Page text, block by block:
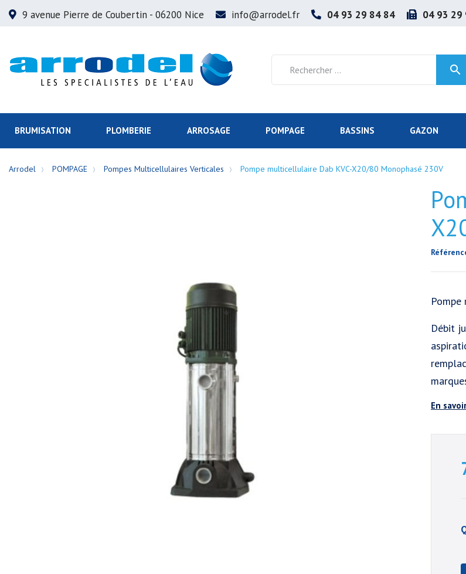
9 avenue Pierre de Coubertin - 06200 Nice info@arrodel.fr 04 93 29 84 84 04 93 29

BRUMISATION PLOMBERIE ARROSAGE POMPAGE BASSINS GAZON
Arrodel POMPAGE Pompes Multicellulaires Verticales Pompe multicellulaire Dab KVC-X20/80 Monophasé 230V
Débit
En